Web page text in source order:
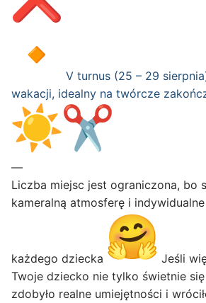
V turnus (25 – 29
wakacji, idealny na twórcze
—
Liczba miejsc jest ograniczona, bo
kameralną atmosferę i
każdego dziecka
Jeśli
Twoje dziecko nie tylko świetnie się
zdobyło realne umiejętności i